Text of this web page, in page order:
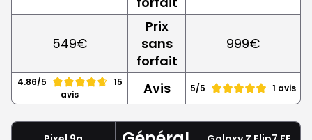
549€
Prix
sans
forfait
999€
4.86/5
15
avis
Avis 5/5 1 avis